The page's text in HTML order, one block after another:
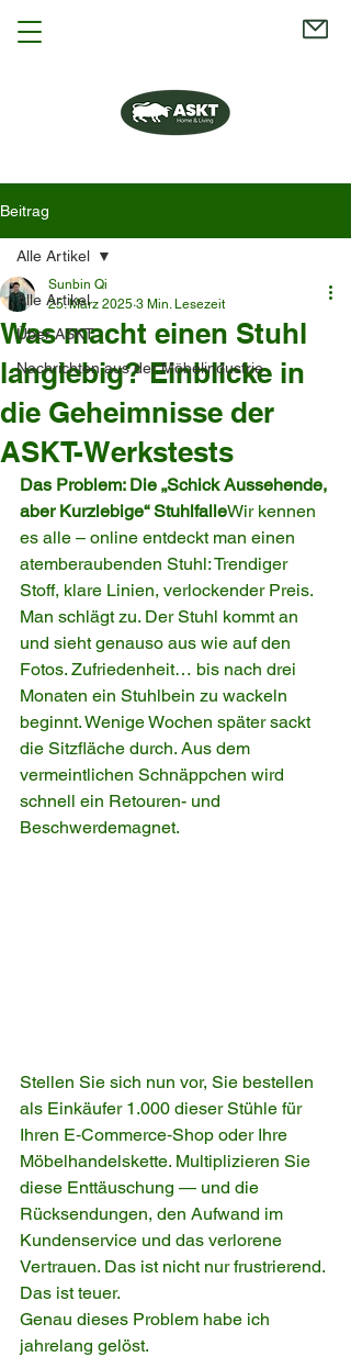
Beitrag
Alle Artikel
Über ASKT
Nachrichten aus der Möbelindustrie
Alle Artikel
Was macht einen Stuhl
langlebig? Einblicke in
die Geheimnisse der
ASKT-Werkstests
Sunbin Qi
25. März 2025 3 Min. Lesezeit
Das Problem: Die „Schick Aussehende,
aber Kurzlebige“ StuhlfalleWir kennen
es alle – online entdeckt man einen
atemberaubenden Stuhl: Trendiger
Stoff, klare Linien, verlockender Preis.
Man schlägt zu. Der Stuhl kommt an
und sieht genauso aus wie auf den
Fotos. Zufriedenheit… bis nach drei
Monaten ein Stuhlbein zu wackeln
beginnt. Wenige Wochen später sackt
die Sitzfläche durch. Aus dem
vermeintlichen Schnäppchen wird
schnell ein Retouren- und
Beschwerdemagnet.
Stellen Sie sich nun vor, Sie bestellen
als Einkäufer 1.000 dieser Stühle für
Ihren E‑Commerce‑Shop oder Ihre
Möbelhandelskette. Multiplizieren Sie
diese Enttäuschung — und die
Rücksendungen, den Aufwand im
Kundenservice und das verlorene
Vertrauen. Das ist nicht nur frustrierend.
Das ist teuer.
Genau dieses Problem habe ich
jahrelang gelöst.